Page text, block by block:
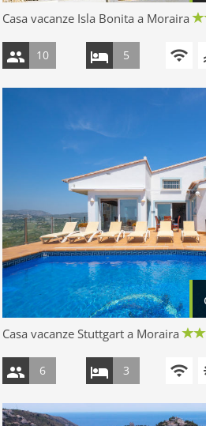
Casa vacanze Isla Bonita a Moraira
10 5
Casa vacanze Stuttgart a Moraira
6 3